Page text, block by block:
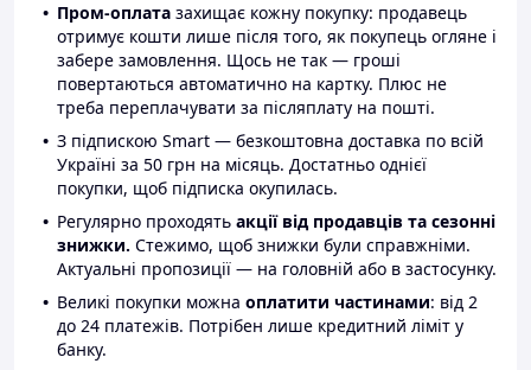
Пром-оплата захищає кожну покупку: продавець
отримує кошти лише після того, як покупець огляне і
забере замовлення. Щось не так — гроші
повертаються автоматично на картку. Плюс не
треба переплачувати за післяплату на пошті.
З підпискою Smart — безкоштовна доставка по всій
Україні за 50 грн на місяць. Достатньо однієї
покупки, щоб підписка окупилась.
Регулярно проходять акції від продавців та сезонні
знижки. Стежимо, щоб знижки були справжніми.
Актуальні пропозиції — на головній або в застосунку.
Великі покупки можна оплатити частинами: від 2
до 24 платежів. Потрібен лише кредитний ліміт у
банку.